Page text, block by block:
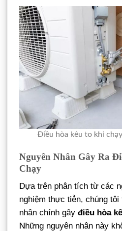
Điều hòa kêu to khi
Nguyên Nhân Gây Ra
Chạy
Dựa trên phân tích từ các
nghiệm thực tiễn, chúng
nhân chính gây điều hòa
Những nguyên nhân này